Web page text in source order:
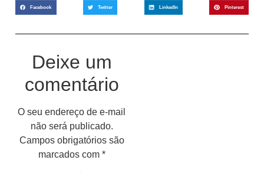
Facebook Twitter LinkedIn Pinterest
Deixe um
comentário
O seu endereço de e-mail
não será publicado.
Campos obrigatórios são
marcados com *